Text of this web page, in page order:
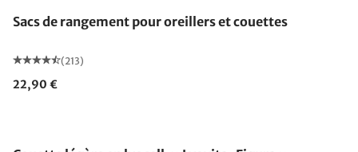
Sacs de rangement pour oreillers et couettes
(213)
22,90 €